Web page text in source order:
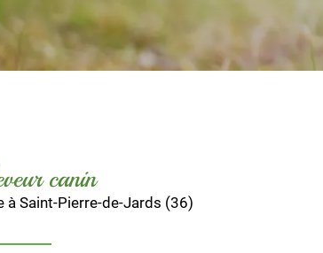
Vous pouvez vous désinscrire à tout moment en
Inscription
canin
à Saint-Pierre-de-Jards (36)